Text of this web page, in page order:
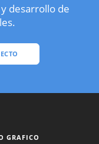
desarrollo de
GRAFICO